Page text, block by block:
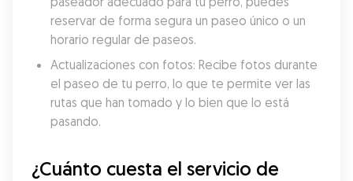
reservar de forma segura un paseo único o un
horario regular de paseos.
Actualizaciones con fotos: Recibe fotos durante
el paseo de tu perro, lo que te permite ver las
rutas que han tomado y lo bien que lo está
pasando.
¿Cuánto cuesta el servicio de